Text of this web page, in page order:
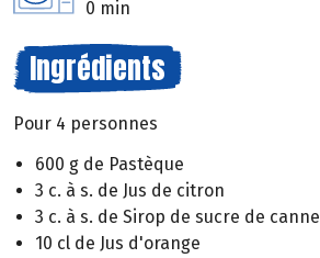
0 min
Ingrédients
Pour 4 personnes
600 g de Pastèque
3 c. à s. de Jus de citron
3 c. à s. de Sirop de sucre de canne
10 cl de Jus d'orange